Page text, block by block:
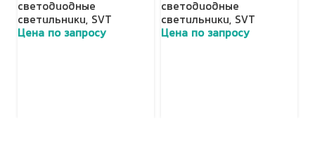
светодиодные
светильники, SVT
Цена по запросу
светодиодные
светильники, SVT
Цена по запросу